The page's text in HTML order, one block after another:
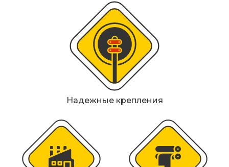
Светодиодные светофоры T7
Мобильные сигнальные строительные
ограждения
Материалы для дорожной разметки
Знаки безопасности
Знаки магистральных газопроводов
Дорожное оборудование
Надежные крепления